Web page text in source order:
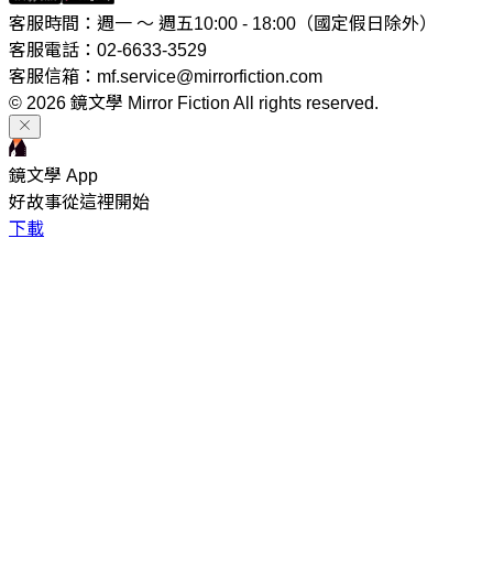
客服時間：週一 ～ 週五10:00 - 18:00（國定假日除外）
客服電話：02-6633-3529
客服信箱：mf.service@mirrorfiction.com
© 2026 鏡文學 Mirror Fiction All rights reserved.
鏡文學 App
好故事從這裡開始
下載